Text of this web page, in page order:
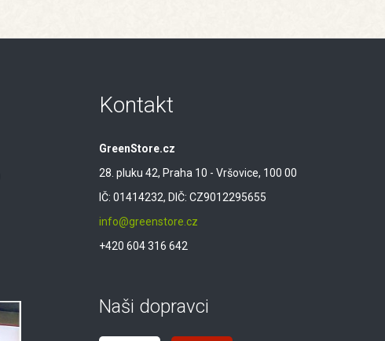
Kontakt
GreenStore.cz
28. pluku 42, Praha 10 - Vršovice, 100 00
IČ: 01414232, DIČ: CZ9012295655
info@greenstore.cz
+420 604 316 642
Naši dopravci